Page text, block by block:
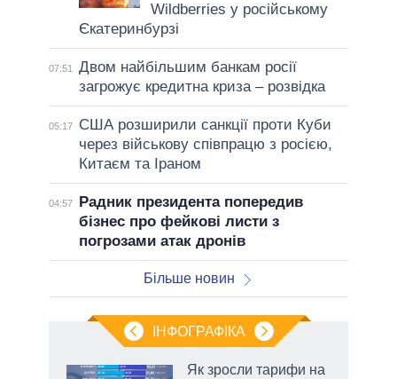
Wildberries у російському
Єкатеринбурзі
07:51
Двом найбільшим банкам росії
загрожує кредитна криза – розвідка
05:17
США розширили санкції проти Куби
через військову співпрацю з росією,
Китаєм та Іраном
04:57
Радник президента попередив
бізнес про фейкові листи з
погрозами атак дронів
Більше новин
ІНФОГРАФІКА
Як зросли тарифи на